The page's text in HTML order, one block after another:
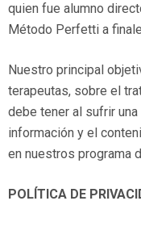
quien fue alumno
Método Perfetti a
Nuestro principal
terapeutas, sobre el
debe tener al sufrir
información y el
en nuestros programa
POLÍTICA DE